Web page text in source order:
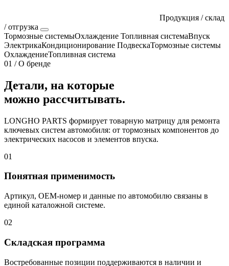
Продукция / склад
/ отгрузка
Тормозные системыОхлаждение Топливная системаВпуск
ЭлектрикаКондиционирование ПодвескаТормозные системы
ОхлаждениеТопливная система
01 / О бренде
Детали, на которые
можно рассчитывать.
LONGHO PARTS формирует товарную матрицу для ремонта
ключевых систем автомобиля: от тормозных компонентов до
электрических насосов и элементов впуска.
01
Понятная применимость
Артикул, OEM-номер и данные по автомобилю связаны в
единой каталожной системе.
02
Складская программа
Востребованные позиции поддерживаются в наличии и